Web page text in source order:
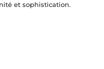
et sophistication.